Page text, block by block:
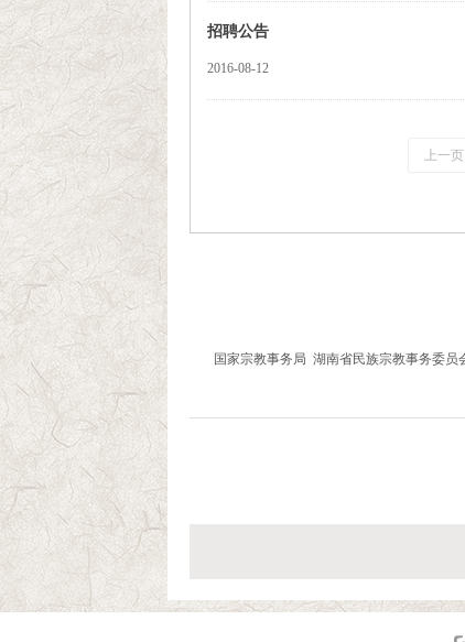
招聘公告
2016-08-12
上一页
国家宗教事务局 湖南省民族宗教事务委员